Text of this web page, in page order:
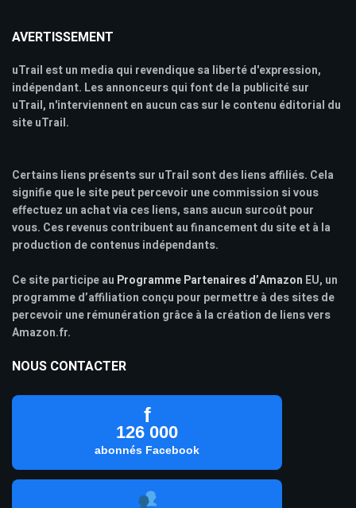
AVERTISSEMENT
uTrail est un media qui revendique sa liberté d'expression,
indépendant. Les annonceurs qui font de la publicité sur
uTrail, n'interviennent en aucun cas sur le contenu éditorial du
site uTrail.
Certains liens présents sur uTrail sont des liens affiliés. Cela
signifie que le site peut percevoir une commission si vous
effectuez un achat via ces liens, sans aucun surcoût pour
vous. Ces revenus contribuent au financement du site et à la
production de contenus indépendants.
Ce site participe au Programme Partenaires d’Amazon EU, un
programme d’affiliation conçu pour permettre à des sites de
percevoir une rémunération grâce à la création de liens vers
Amazon.fr.
NOUS CONTACTER
f
126 000
abonnés Facebook